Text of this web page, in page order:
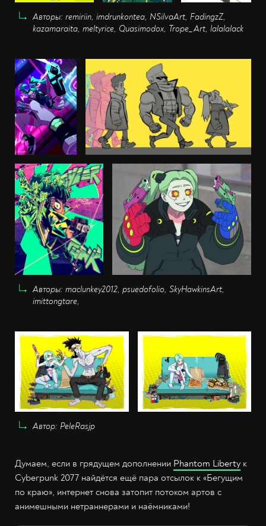
Авторы: remiriin, imdrunkontea, NSilvaArt, FadingzZ,
kazamaraita, meltyrice, Quasimodox, Trope_Art, lalalalack
Авторы: maclunkey2012, psuedofolio, SkyHawkinsArt,
imittongtare,
Автор: PeleRasjp
Думаем, если в грядущем дополнении Phantom Liberty к
Cyberpunk 2077 найдётся ещё пара отсылок к «Бегущим
по краю», интернет снова затопит потоком артов с
анимешными нетраннерами и наёмниками!